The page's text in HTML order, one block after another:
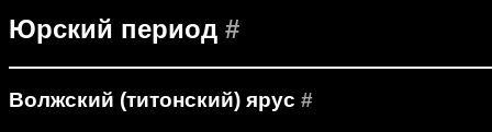
Юрский период #
Волжский (титонский) ярус #